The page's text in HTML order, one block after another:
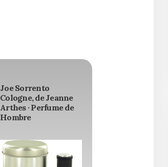
Joe Sorrento
Cologne, de Jeanne
Arthes · Perfume de
Hombre